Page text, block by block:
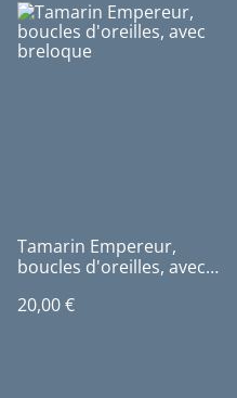
Tamarin Empereur,
boucles d'oreilles, avec
20,00 €